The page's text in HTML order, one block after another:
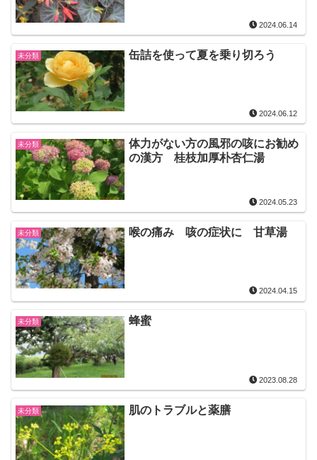
2024.06.14
未分類 缶詰を使って夏を乗り切ろう
2024.06.12
未分類
体力がない方の風邪の咳にお勧め
の漢方 桂枝加厚朴杏仁湯
2024.05.23
未分類 喉の痛み 咳の症状に 甘草湯
2024.04.15
未分類 蜂蜜
2023.08.28
未分類 肌のトラブルと薬膳